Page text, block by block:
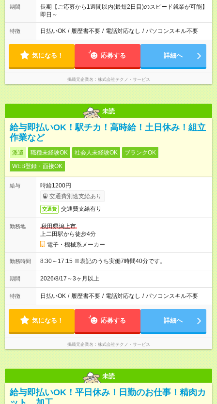
期間
長期【ご応募から1週間以内(最短2日目)のスピード就業が可能】
即日～
特徴 日払いOK / 履歴書不要 / 電話対応なし / パソコンスキル不要
気になる！ 応募する 詳細へ
掲載元企業名 株式会社テクノ・サービス
未読
給与即払いOK！駅チカ！高時給！土日休み！組立
作業など
派遣 職種未経験OK 社会人未経験OK
ブランクOK
WEB登録・面接OK
給与
時給1200円
交通費別途支給あり
交通費 交通費支給有り
勤務地
秋田県潟上市
上二田駅から徒歩4分
電子・機械系メーカー
勤務時間 8:30～17:15 ※表記のうち実働7時間40分です。
期間 2026/8/17～3ヶ月以上
特徴 日払いOK / 履歴書不要 / 電話対応なし / パソコンスキル不要
気になる！ 応募する 詳細へ
掲載元企業名 株式会社テクノ・サービス
未読
給与即払いOK！平日休み！日勤のお仕事！精肉カ